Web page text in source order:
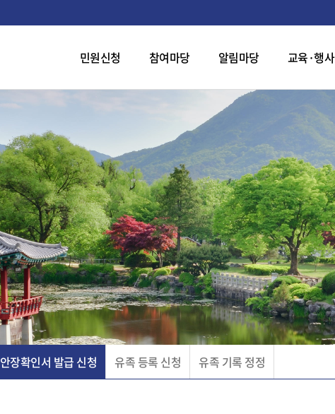
민원신청 참여마당 알림마당 교육·행사
안장확인서 발급 신청 유족 등록 신청 유족 기록 정정